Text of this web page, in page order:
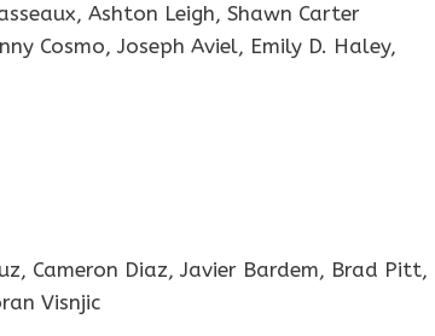
Ashton Leigh, Shawn Carter
Cosmo, Joseph Aviel, Emily D. Haley,
Cameron Diaz, Javier Bardem, Brad Pitt,
Visnjic